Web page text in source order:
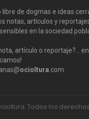
libre de dogmas e ideas
notas, artículos y
en la sociedad
artículo o reportaje?…
ocioltura .com
Todos los